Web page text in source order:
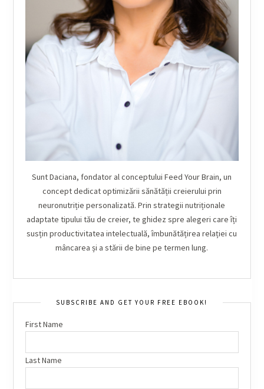
Sunt Daciana, fondator al conceptului Feed Your Brain, un
concept dedicat optimizării sănătății creierului prin
neuronutriție personalizată. Prin strategii nutriționale
adaptate tipului tău de creier, te ghidez spre alegeri care îți
susțin productivitatea intelectuală, îmbunătățirea relației cu
mâncarea și a stării de bine pe termen lung.
SUBSCRIBE AND GET YOUR FREE EBOOK!
First Name
Last Name